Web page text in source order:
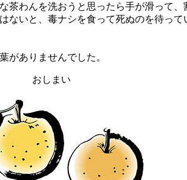
茶わんを洗おうと思ったら手が滑って、
ないと、毒ナシを食って死ぬのを待って
がありませんでした。
おしまい